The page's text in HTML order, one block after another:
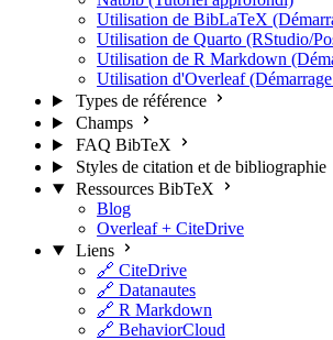
Utilisation de BibLaTeX
Utilisation de Quarto (RStudio/
Utilisation de R Markdown
Utilisation d'Overleaf
Types de référence
Champs
FAQ BibTeX
Styles de citation et de bibliographie
Ressources BibTeX
Blog
Overleaf + CiteDrive
Liens
🔗 CiteDrive
🔗 Datanautes
🔗 R Markdown
🔗 BehaviorCloud